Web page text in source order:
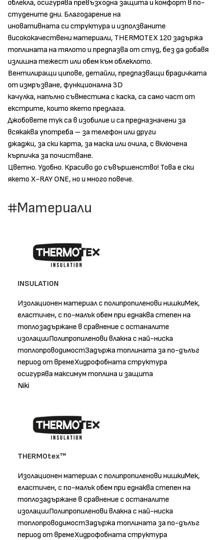
облекла, осигурява превъзходна защита и комфорт в по-
студените дни. Благодарение на
иновативната си структура и използваните
висококачествени материали, THERMOTEX 120 задържа
топлината на тялото и предпазва от студ, без да добавя
излишна тежест или обем към облеклото.
Вентилиращи ципове, детайли, предпазващи брадичката
от измръзване, функционална 3D
качулка, напълно съвместима с каска, са само част от
екстрите, които якето предлага.
Джобовете тук са в изобилие и са предназначени за
всякаква употреба – за телефон или други
джаджи, за ски карта, за маска или очила, с включена
кърпичка за почистване.
Цветно. Удобно. Красиво до съвършенство! Това е ски
якето Х-RAY ONE, но и много повече.
Материали
INSULATION
Изолационен материал с полипропиленови нишкиМек,
еластичен, с по-малък обем при еднаква степен на
топлозадържане в сравнение с останалите
изолацииПолипропиленови влакна с най-ниска
топлопроводимостЗадържа топлината за по-дълъг
период от времеХидрофобната структура
осигурява максимум топлина и защита
Niki
THERMOtex™
Изолационен материал с полипропиленови нишкиМек,
еластичен, с по-малък обем при еднаква степен на
топлозадържане в сравнение с останалите
изолацииПолипропиленови влакна с най-ниска
топлопроводимостЗадържа топлината за по-дълъг
период от времеХидрофобната структура